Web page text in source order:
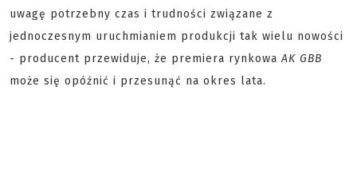
uwagę potrzebny czas i trudności związane z
jednoczesnym uruchmianiem produkcji tak wielu nowości
- producent przewiduje, że premiera rynkowa AK GBB
może się opóźnić i przesunąć na okres lata.